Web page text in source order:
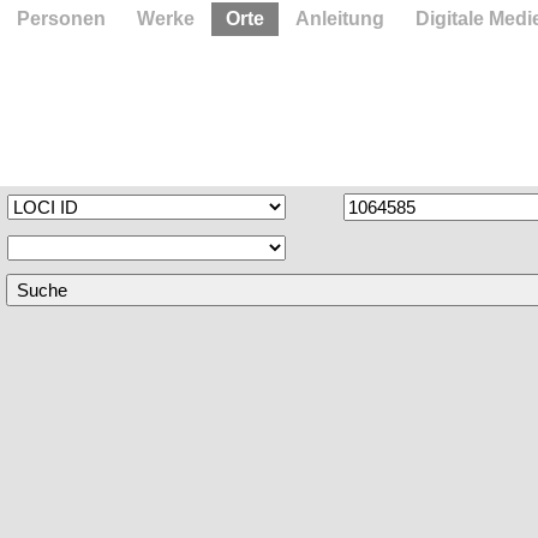
Personen Werke Orte Anleitung Digitale